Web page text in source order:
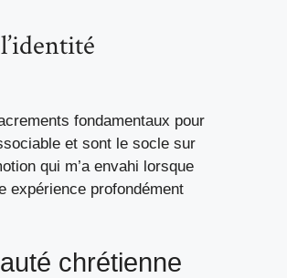
fondamentaux pour
et sont le socle sur
qui m’a envahi lorsque
expérience profondément
chrétienne